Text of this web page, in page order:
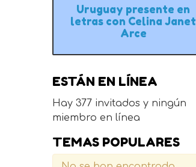
Uruguay presente en
letras con Celina Janet
Arce
ESTÁN EN LÍNEA
Hay 377 invitados y ningún
miembro en línea
TEMAS POPULARES